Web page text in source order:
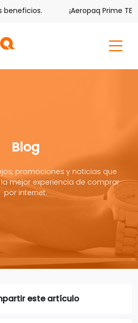
¡Aeropaq Prime TE
Blog
promociones y noticias que
mejor experiencia de comprar
por internet.
este artículo